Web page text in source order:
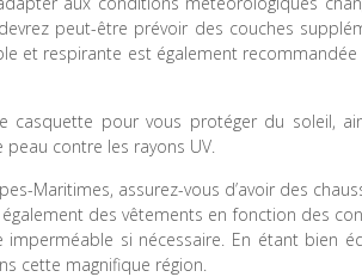
peut-être prévoir des couches
et respirante est également
casquette pour vous protéger du soleil,
contre les rayons UV.
Maritimes, assurez-vous d’avoir des
des vêtements en fonction des
si nécessaire. En étant bien
cette magnifique région.